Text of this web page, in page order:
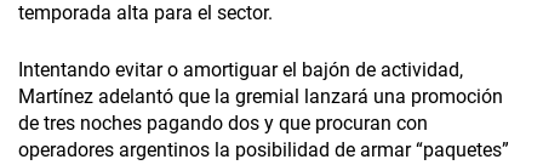
temporada alta para el sector.
Intentando evitar o amortiguar el bajón de actividad,
Martínez adelantó que la gremial lanzará una promoción
de tres noches pagando dos y que procuran con
operadores argentinos la posibilidad de armar “paquetes”